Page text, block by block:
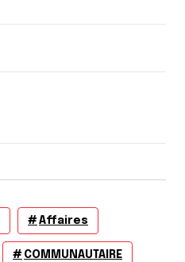
Affaires
COMMUNAUTAIRE